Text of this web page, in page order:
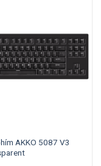
AKKO 5087 V3